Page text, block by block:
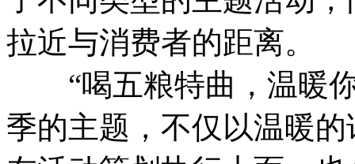
拉近与消费者的距离。
“喝五粮特曲，温暖你
季的主题，不仅以温暖